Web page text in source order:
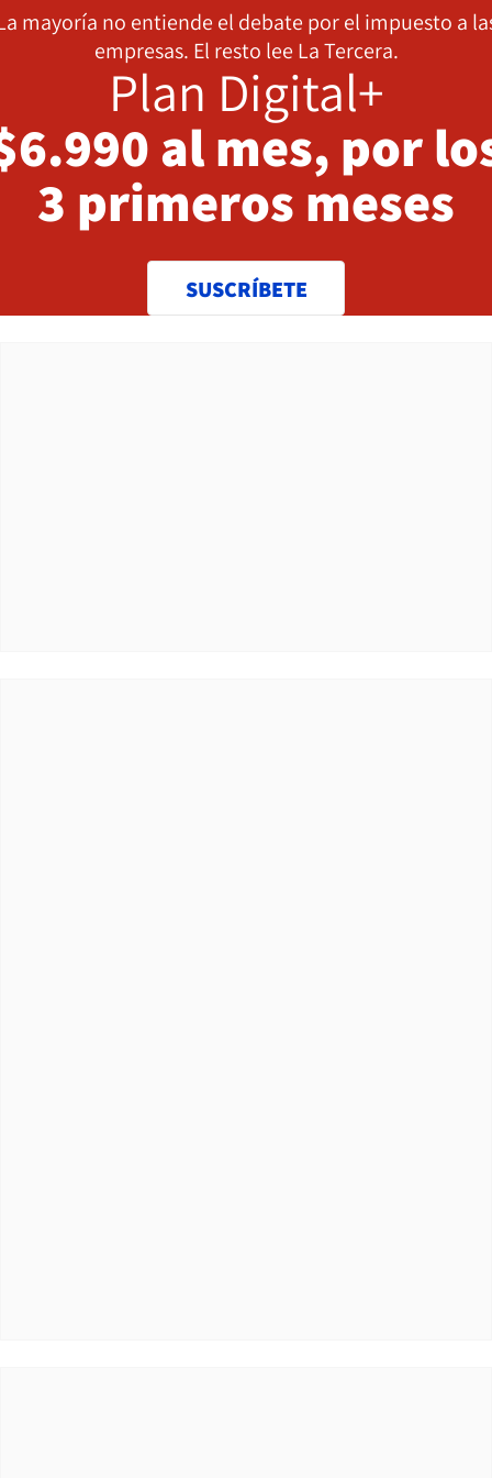
mayoría no entiende el debate por el impuesto a
empresas. El resto lee La Tercera.
Plan Digital+
al mes, por
3 primeros meses
SUSCRÍBETE